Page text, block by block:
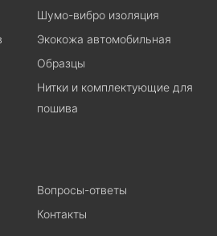
Шумо-вибро изоляция
Экокожа автомобильная
Образцы
Нитки и комплектующие для
пошива
Вопросы-ответы
Контакты